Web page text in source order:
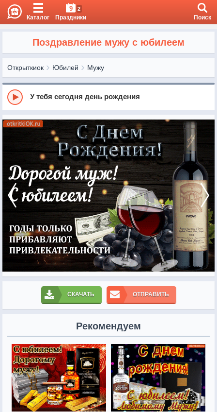
Каталог
9 2
Праздники Поиск
Поздравление мужу с юбилеем
Открыткиок Юбилей Мужу
У тебя сегодня день рождения
СКАЧАТЬ ОТПРАВИТЬ
Рекомендуем